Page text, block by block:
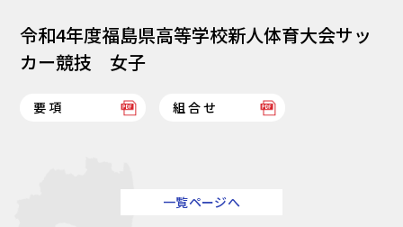
令和4年度福島県高等学校新人体育大会サッ
カー競技 女子
要項 組合せ
一覧ページへ